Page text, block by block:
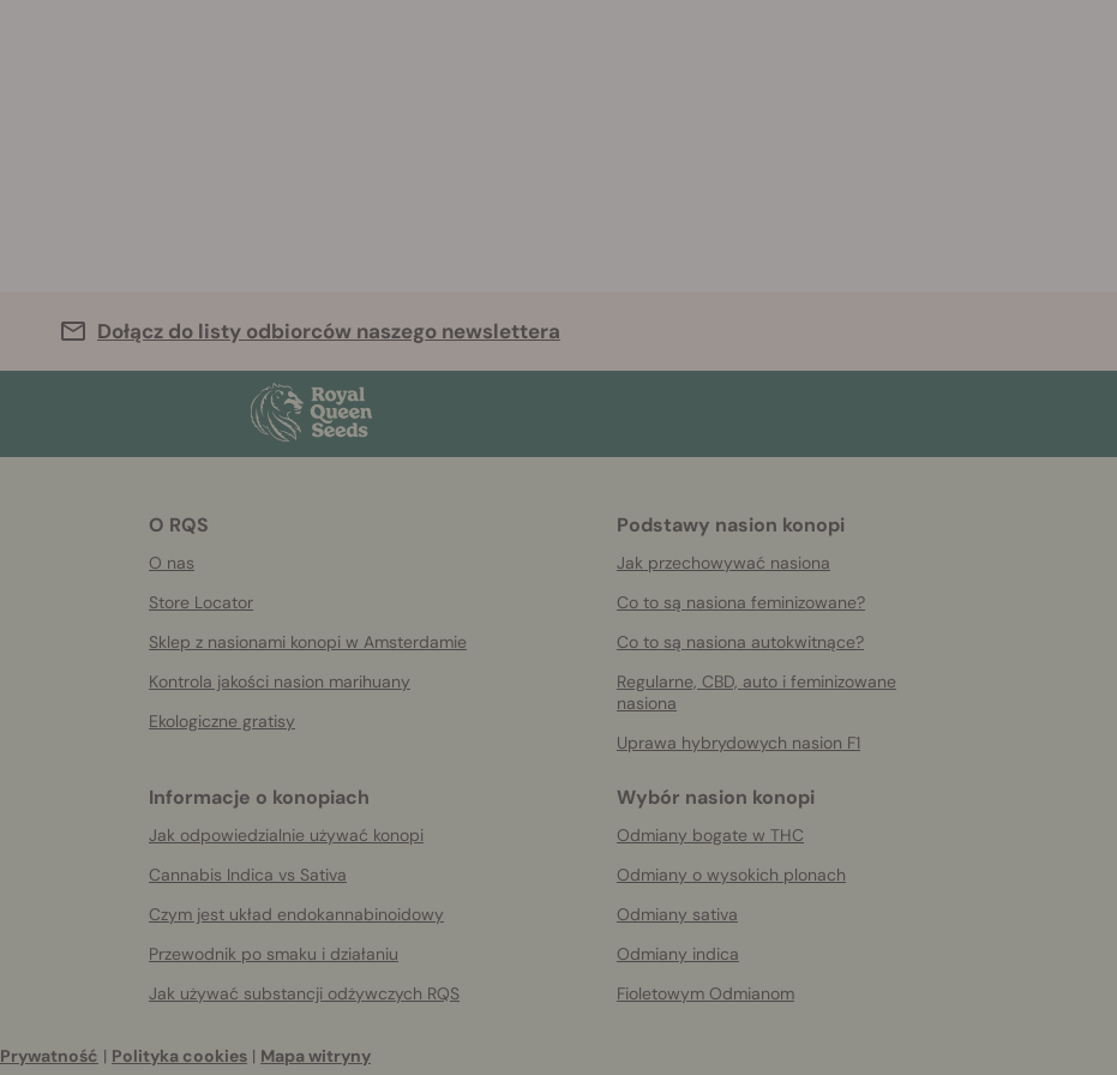
Dołącz do listy odbiorców naszego newslettera
O RQS
O nas
Store Locator
Sklep z nasionami konopi w Amsterdamie
Kontrola jakości nasion marihuany
Ekologiczne gratisy
Podstawy nasion konopi
Jak przechowywać nasiona
Co to są nasiona feminizowane?
Co to są nasiona autokwitnące?
Regularne, CBD, auto i feminizowane
nasiona
Uprawa hybrydowych nasion F1
Informacje o konopiach
Jak odpowiedzialnie używać konopi
Cannabis Indica vs Sativa
Czym jest układ endokannabinoidowy
Przewodnik po smaku i działaniu
Jak używać substancji odżywczych RQS
Wybór nasion konopi
Odmiany bogate w THC
Odmiany o wysokich plonach
Odmiany sativa
Odmiany indica
Fioletowym Odmianom
Prywatność | Polityka cookies | Mapa witryny